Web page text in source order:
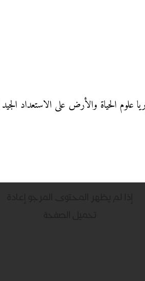
علوم الحياة والأرض على الاستعداد